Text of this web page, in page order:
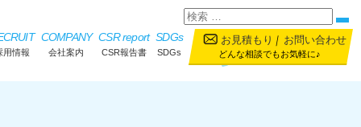
お見積もり ｜ お問い合わせ
どんな相談でもお気軽に♪
用情報
COMPANY
会社案内
CSR report
CSR報告書
SDGs
SDGs